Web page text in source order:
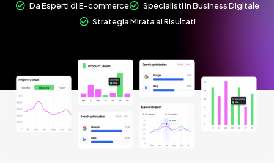
Da Esperti di E-commerce
Specialisti in Business Digitale
Strategia Mirata ai Risultati